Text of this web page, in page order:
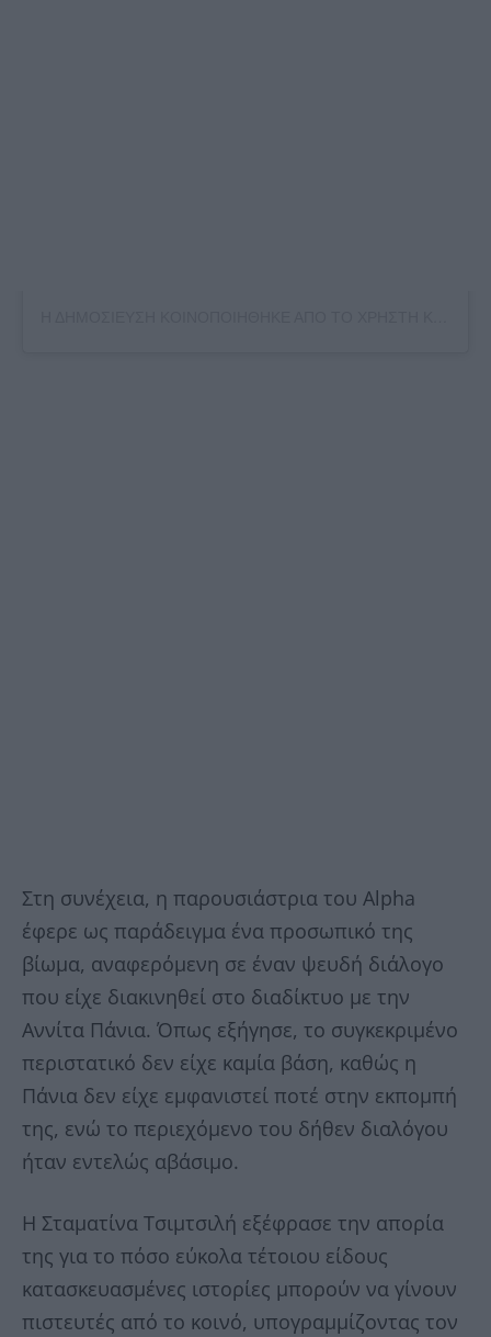
Στη συνέχεια, η παρουσιάστρια του Alpha
έφερε ως παράδειγμα ένα προσωπικό της
βίωμα, αναφερόμενη σε έναν ψευδή διάλογο
που είχε διακινηθεί στο διαδίκτυο με την
Αννίτα Πάνια. Όπως εξήγησε, το συγκεκριμένο
περιστατικό δεν είχε καμία βάση, καθώς η
Πάνια δεν είχε εμφανιστεί ποτέ στην εκπομπή
της, ενώ το περιεχόμενο του δήθεν διαλόγου
ήταν εντελώς αβάσιμο.
Η Σταματίνα Τσιμτσιλή εξέφρασε την απορία
της για το πόσο εύκολα τέτοιου είδους
κατασκευασμένες ιστορίες μπορούν να γίνουν
πιστευτές από το κοινό, υπογραμμίζοντας τον